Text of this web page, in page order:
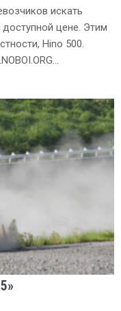
искать
цене. Этим
Hino 500.